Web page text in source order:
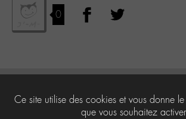
0
Ce site utilise des cookies et vous donne
que vous souhaitez activer